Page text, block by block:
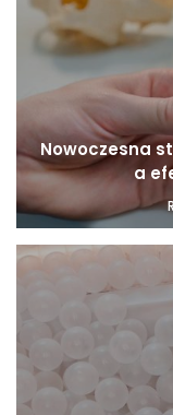
Nowoczesna
a